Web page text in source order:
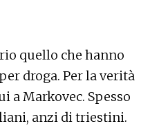
quello che hanno
droga. Per la verità
a Markovec. Spesso
anzi di triestini.